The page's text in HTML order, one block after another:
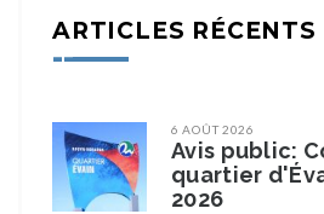
ARTICLES RÉCENTS
6 AOÛT 2026
Avis public:
quartier
2026